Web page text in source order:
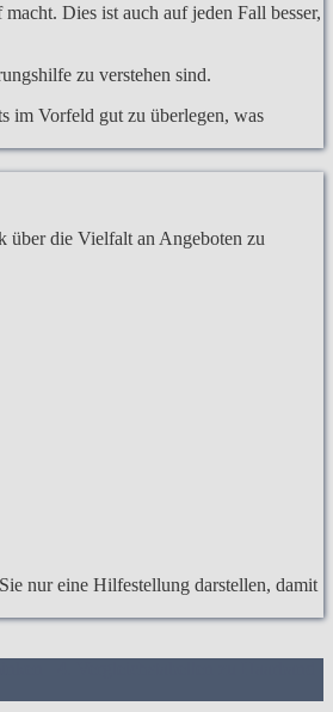
Dies ist auch auf jeden Fall besser,
zu verstehen sind.
im Vorfeld gut zu überlegen, was
über die Vielfalt an Angeboten zu
nur eine Hilfestellung darstellen, damit